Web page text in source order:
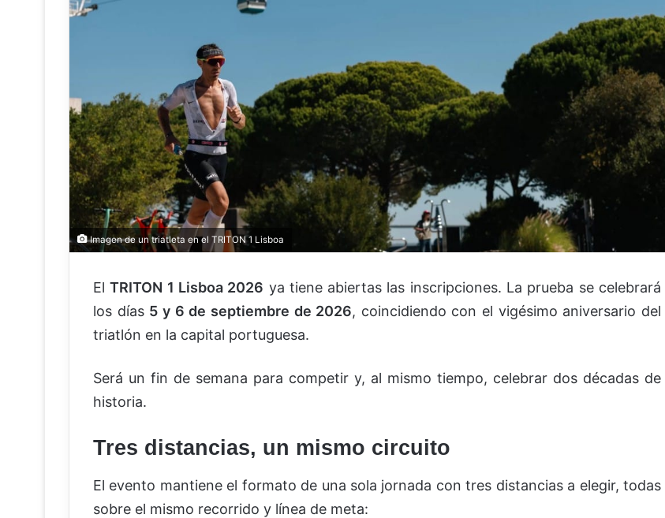
Imagen de un triatleta en el TRITON 1 Lisboa
ElTRITON 1 Lisboa 2026 ya tiene abiertas las inscripciones. La prueba se celebrará
los días 5 y 6 de septiembre de 2026, coincidiendo con el vigésimo aniversario del
triatlón en la capital portuguesa.
Será un fin de semana para competir y, al mismo tiempo, celebrar dos décadas de
historia.
Tres distancias, un mismo circuito
El evento mantiene el formato de una sola jornada con tres distancias a elegir, todas
sobre el mismo recorrido y línea de meta: